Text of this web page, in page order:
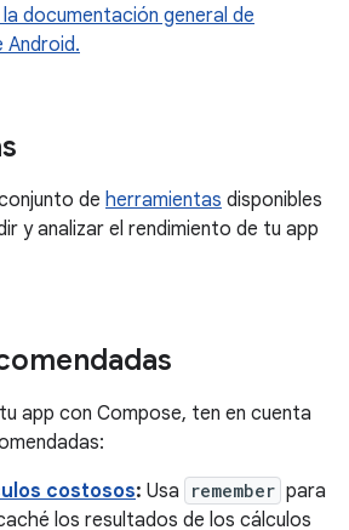
documentación general de
Android.
de herramientas disponibles
y analizar el rendimiento de tu app
app con Compose, ten en cuenta
costosos: Usa remember para
los resultados de los cálculos